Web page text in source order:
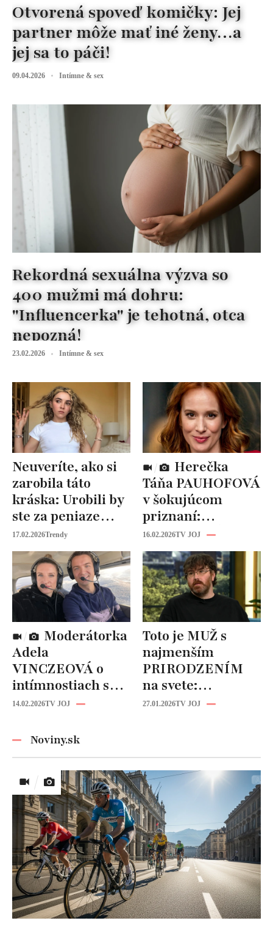
Otvorená spoveď komičky: Jej
partner môže mať iné ženy…a
jej sa to páči!
09.04.2026 Intímne & sex
Rekordná sexuálna výzva so
400 mužmi má dohru:
"Influencerka" je tehotná, otca
nepozná!
23.02.2026 Intímne & sex
Neuveríte, ako si
zarobila táto
kráska: Urobili by
ste za peniaze
niečo podobné?
17.02.2026Trendy
Táňa PAUHOFOVÁ
v šokujúcom
priznaní:
NEVHODNÉ
návrhy v
šoubiznise!
16.02.2026TV JOJ
Adela
VINCZEOVÁ o
intímnostiach s
manželom:
hrávajú v posteli!
14.02.2026TV JOJ
Toto je MUŽ s
najmenším
PRIRODZENÍM
na svete:
Zriedkavý
27.01.2026TV JOJ
Noviny.sk